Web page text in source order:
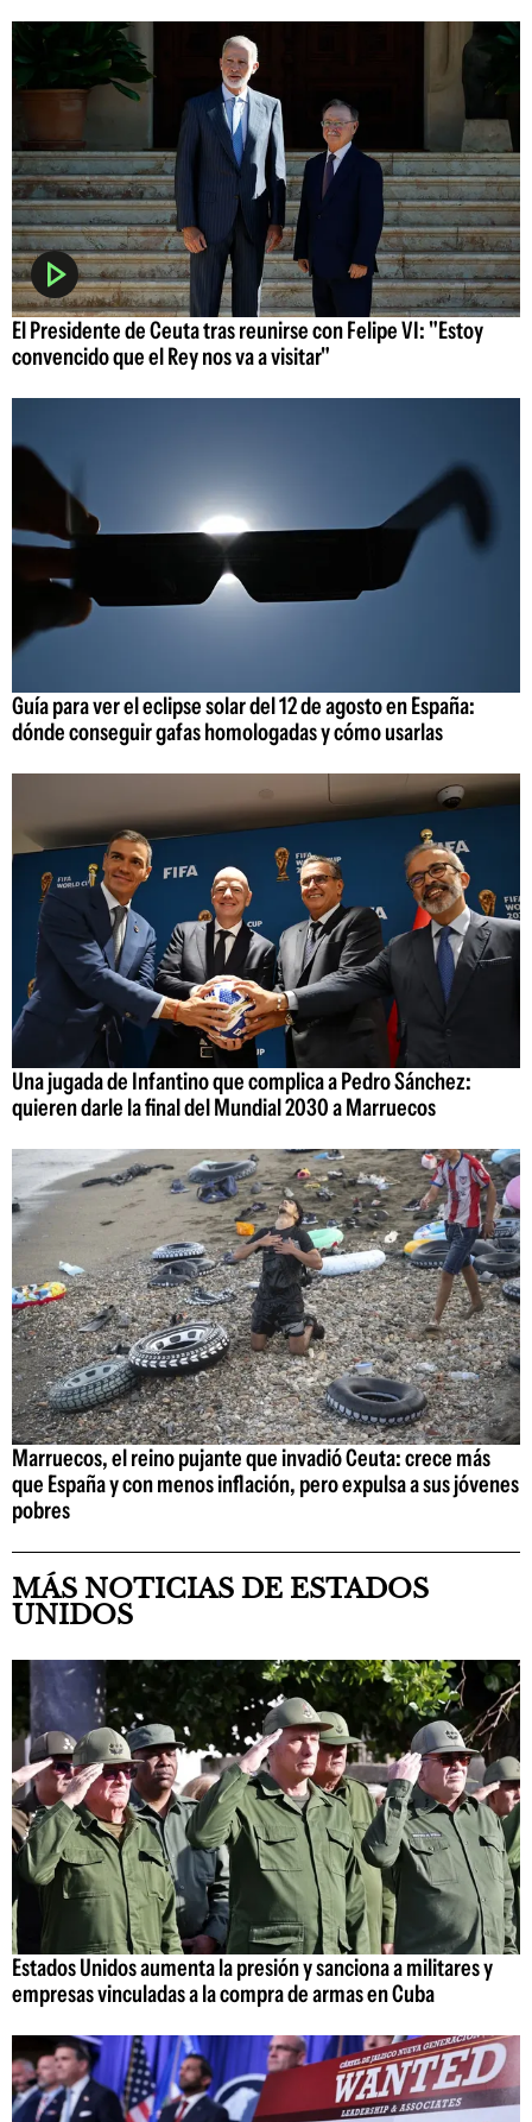
El Presidente de Ceuta tras reunirse con Felipe VI: "Estoy
convencido que el Rey nos va a visitar"
Guía para ver el eclipse solar del 12 de agosto en España:
dónde conseguir gafas homologadas y cómo usarlas
Una jugada de Infantino que complica a Pedro Sánchez:
quieren darle la final del Mundial 2030 a Marruecos
Marruecos, el reino pujante que invadió Ceuta: crece más
que España y con menos inflación, pero expulsa a sus jóvenes
pobres
MÁS NOTICIAS DE ESTADOS
UNIDOS
Estados Unidos aumenta la presión y sanciona a militares y
empresas vinculadas a la compra de armas en Cuba